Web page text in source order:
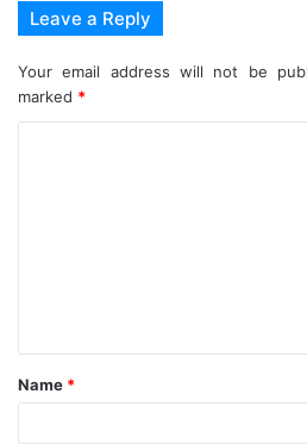
Leave a Reply
Your email address will not be
marked *
t
*
Name *